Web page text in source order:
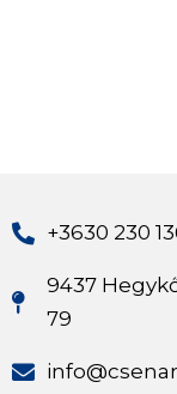
+3630 230
9437
79